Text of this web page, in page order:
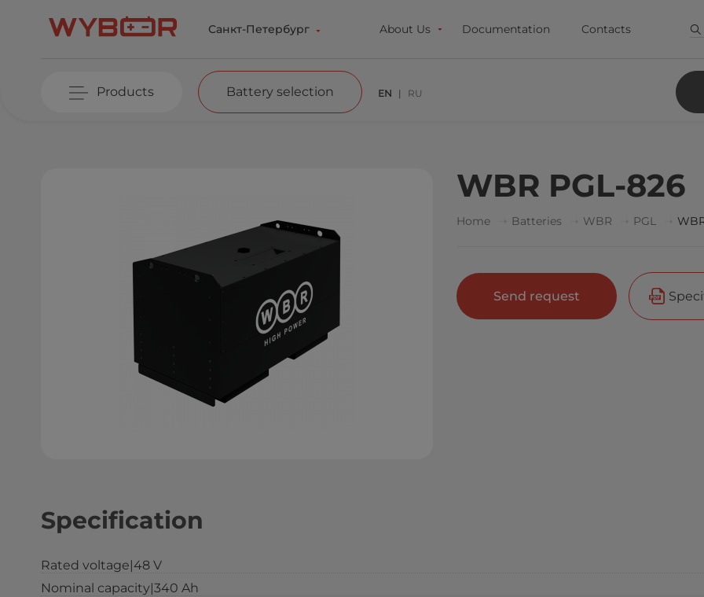
Санкт-Петербург About Us Documentation Contacts
Products Battery selection EN RU
WBR PGL-826
Home Batteries WBR PGL
Send request
Specification
Rated voltage|48 V
Nominal capacity|340 Ah